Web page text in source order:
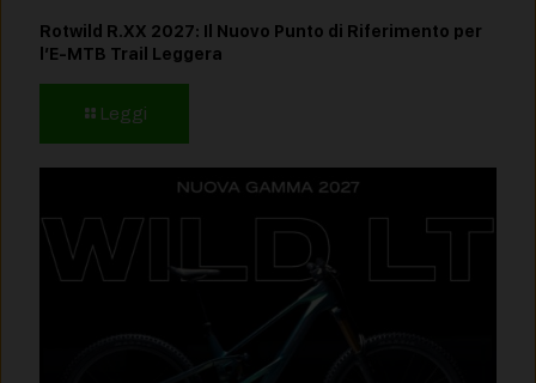
Rotwild R.XX 2027: Il Nuovo Punto di Riferimento per
l’E-MTB Trail Leggera
Leggi